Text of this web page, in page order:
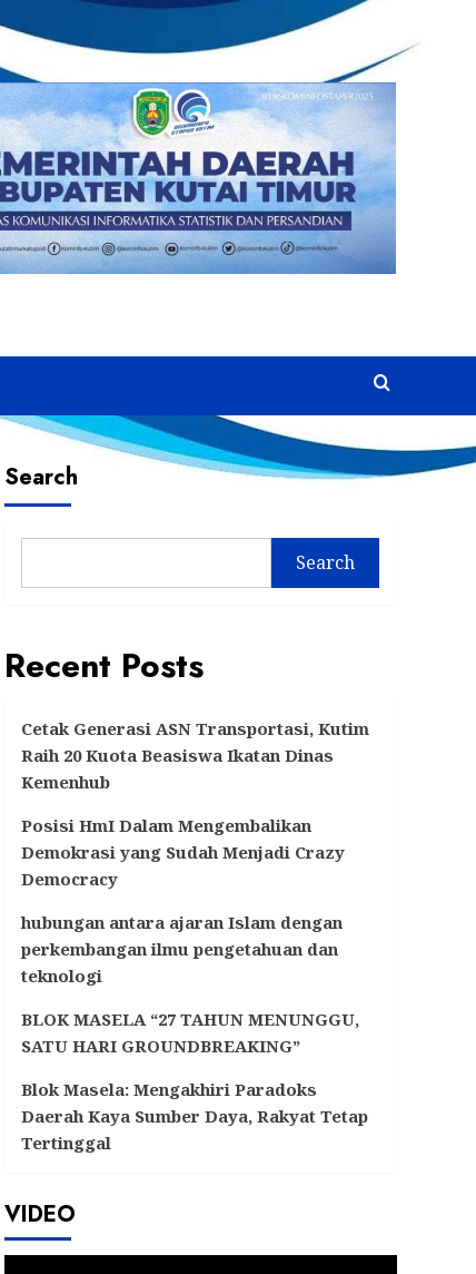
Search
Search
Recent Posts
Cetak Generasi ASN Transportasi, Kutim
Raih 20 Kuota Beasiswa Ikatan Dinas
Kemenhub
Posisi HmI Dalam Mengembalikan
Demokrasi yang Sudah Menjadi Crazy
Democracy
hubungan antara ajaran Islam dengan
perkembangan ilmu pengetahuan dan
teknologi
BLOK MASELA “27 TAHUN MENUNGGU,
SATU HARI GROUNDBREAKING”
Blok Masela: Mengakhiri Paradoks
Daerah Kaya Sumber Daya, Rakyat Tetap
Tertinggal
VIDEO